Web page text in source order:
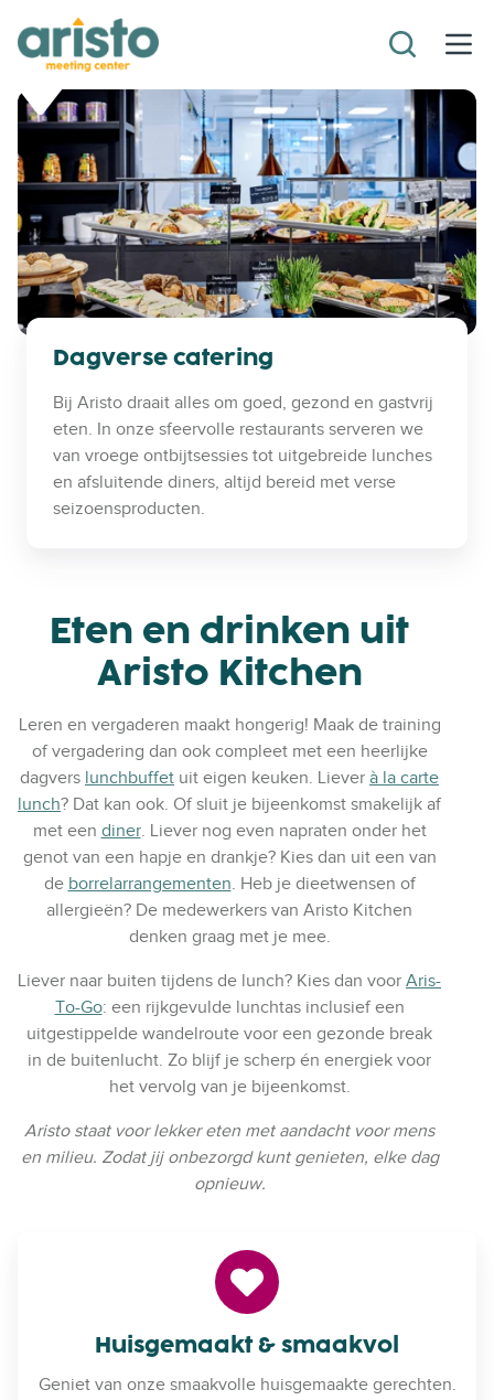
Dagverse catering
Bij Aristo draait alles om goed, gezond en gastvrij
eten. In onze sfeervolle restaurants serveren we
van vroege ontbijtsessies tot uitgebreide lunches
en afsluitende diners, altijd bereid met verse
seizoensproducten.
Eten en drinken uit
Aristo Kitchen
Leren en vergaderen maakt hongerig! Maak de training
of vergadering dan ook compleet met een heerlijke
dagvers lunchbuffet uit eigen keuken. Liever à la carte
lunch? Dat kan ook. Of sluit je bijeenkomst smakelijk af
met een diner. Liever nog even napraten onder het
genot van een hapje en drankje? Kies dan uit een van
de borrelarrangementen. Heb je dieetwensen of
allergieën? De medewerkers van Aristo Kitchen
denken graag met je mee.
Liever naar buiten tijdens de lunch? Kies dan voor Aris-
To-Go: een rijkgevulde lunchtas inclusief een
uitgestippelde wandelroute voor een gezonde break
in de buitenlucht. Zo blijf je scherp én energiek voor
het vervolg van je bijeenkomst.
Aristo staat voor lekker eten met aandacht voor mens
en milieu. Zodat jij onbezorgd kunt genieten, elke dag
opnieuw.
Huisgemaakt & smaakvol
Geniet van onze smaakvolle huisgemaakte gerechten.